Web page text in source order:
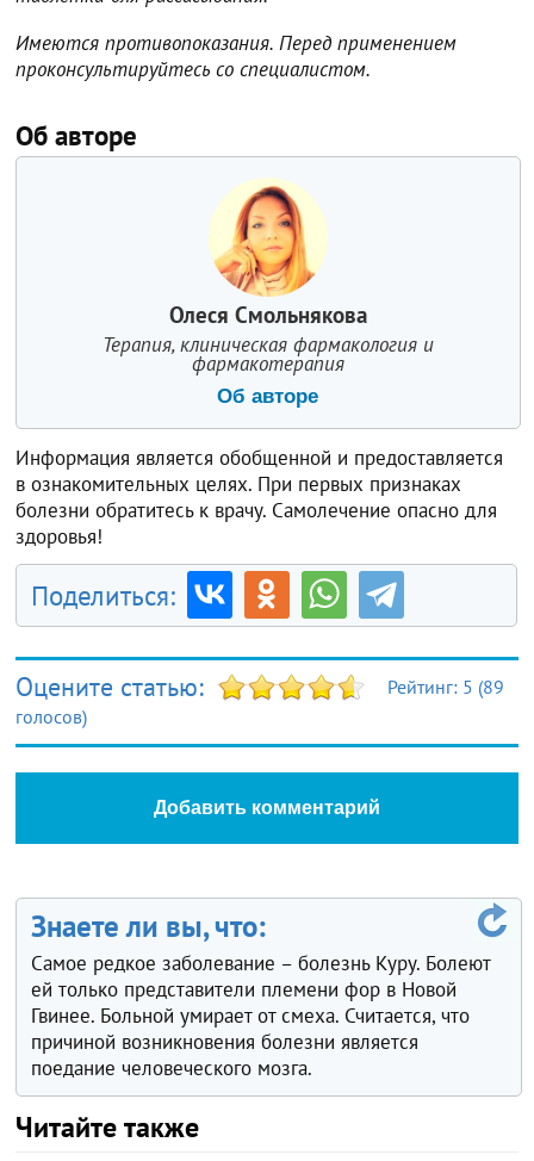
Имеются противопоказания. Перед применением
проконсультируйтесь со специалистом.
Об авторе
Олеся Смольнякова
Терапия, клиническая фармакология и
фармакотерапия
Об авторе
Информация является обобщенной и предоставляется
в ознакомительных целях. При первых признаках
болезни обратитесь к врачу. Самолечение опасно для
здоровья!
Поделиться:
Оцените статью: Рейтинг: 5 (89
голосов)
Добавить комментарий
Знаете ли вы, что:
Самое редкое заболевание – болезнь Куру. Болеют
ей только представители племени фор в Новой
Гвинее. Больной умирает от смеха. Считается, что
причиной возникновения болезни является
поедание человеческого мозга.
Читайте также